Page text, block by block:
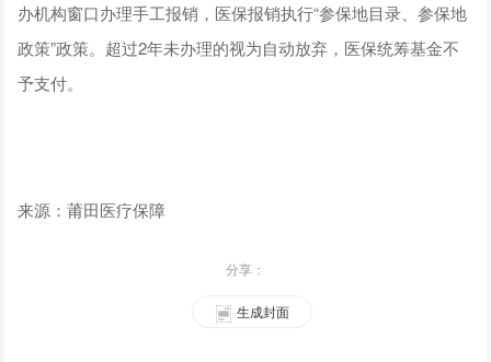
办机构窗口办理手工报销，医保报销执行“参保地目录、参保地
政策”政策。超过2年未办理的视为自动放弃，医保统筹基金不
予支付。
来源：莆田医疗保障
分享：
生成封面